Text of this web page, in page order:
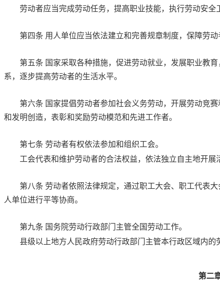
劳动者应当完成劳动任务，提高职业技能，执行劳动安
第四条 用人单位应当依法建立和完善规章制度，保障劳
第五条 国家采取各种措施，促进劳动就业，发展职业教
系，逐步提高劳动者的生活水平。
第六条 国家提倡劳动者参加社会义务劳动，开展劳动竞
和发明创造，表彰和奖励劳动模范和先进工作者。
第七条 劳动者有权依法参加和组织工会。
工会代表和维护劳动者的合法权益，依法独立自主地开展
第八条 劳动者依照法律规定，通过职工大会、职工代表
人单位进行平等协商。
第九条 国务院劳动行政部门主管全国劳动工作。
县级以上地方人民政府劳动行政部门主管本行政区域内的
第二